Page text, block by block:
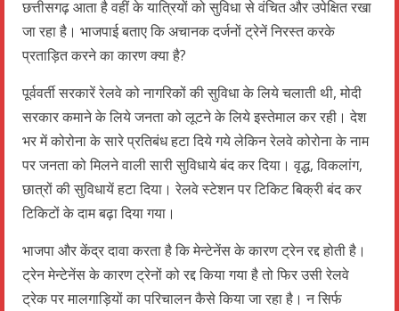
छत्तीसगढ़ आता है वहीं के यात्रियों को सुविधा से वंचित और उपेक्षित रखा
जा रहा है। भाजपाई बताए कि अचानक दर्जनों ट्रेनें निरस्त करके
प्रताड़ित करने का कारण क्या है?
पूर्ववर्ती सरकारें रेलवे को नागरिकों की सुविधा के लिये चलाती थी, मोदी
सरकार कमाने के लिये जनता को लूटने के लिये इस्तेमाल कर रही। देश
भर में कोरोना के सारे प्रतिबंध हटा दिये गये लेकिन रेलवे कोरोना के नाम
पर जनता को मिलने वाली सारी सुविधाये बंद कर दिया। वृद्ध, विकलांग,
छात्रों की सुविधायें हटा दिया। रेलवे स्टेशन पर टिकिट बिक्री बंद कर
टिकिटों के दाम बढ़ा दिया गया।
भाजपा और केंद्र दावा करता है कि मेन्टेनेंस के कारण ट्रेन रद्द होती है।
ट्रेन मेन्टेनेंस के कारण ट्रेनों को रद्द किया गया है तो फिर उसी रेलवे
ट्रेक पर मालगाड़ियों का परिचालन कैसे किया जा रहा है। न सिर्फ